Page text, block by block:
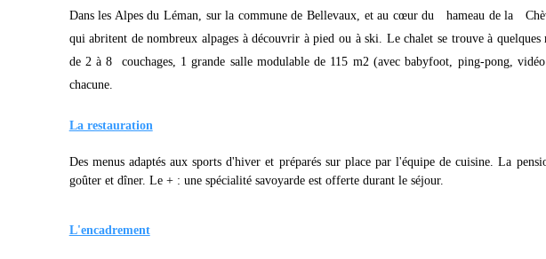
Dans les Alpes du Léman, sur la commune de Bellevaux, et au cœur du hameau de la
qui abritent de nombreux alpages à découvrir à pied ou à ski. Le chalet se trouve à quelques
de 2 à 8 couchages, 1 grande salle modulable de 115 m2 (avec babyfoot, ping-pong,
chacune.
La restauration
Des menus adaptés aux sports d'hiver et préparés sur place par l'équipe de cuisine. La
goûter et dîner. Le + : une spécialité savoyarde est offerte durant le séjour.
L'encadrement